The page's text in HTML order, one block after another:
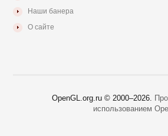
Наши банера
О сайте
OpenGL.org.ru © 2000–2026.
использованием